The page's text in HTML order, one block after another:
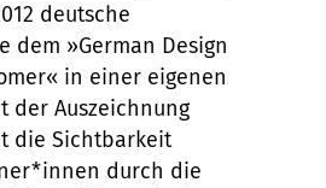
deutsche
dem »German Design
in einer eigenen
der Auszeichnung
die Sichtbarkeit
durch die